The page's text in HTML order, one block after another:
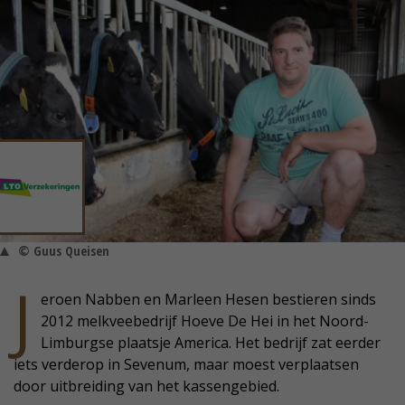
© Guus Queisen
J
eroen Nabben en Marleen Hesen bestieren sinds
2012 melkveebedrijf Hoeve De Hei in het Noord-
Limburgse plaatsje America. Het bedrijf zat eerder
iets verderop in Sevenum, maar moest verplaatsen
door uitbreiding van het kassengebied.